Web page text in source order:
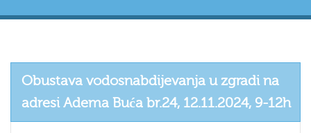
Obustava vodosnabdijevanja u zgradi na
adresi Adema Buća br.24, 12.11.2024, 9-12h